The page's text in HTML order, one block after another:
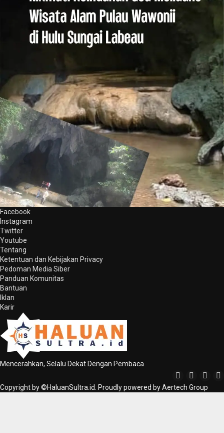
Facebook
Instagram
Twitter
Youtube
Tentang
Ketentuan dan Kebijakan Privacy
Pedoman Media Siber
Panduan Komunitas
Bantuan
Iklan
Karir
Mencerahkan, Selalu Dekat Dengan Pembaca
Copyright by ©HaluanSultra.id. Proudly powered by Aertech Group